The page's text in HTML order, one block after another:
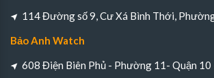
114 Đường số 9, Cư Xá Bình Thới,
Bảo Anh Watch
608 Điện Biên Phủ - Phường 11- Quận 10